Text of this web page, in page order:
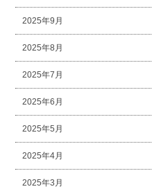
2025年9月
2025年8月
2025年7月
2025年6月
2025年5月
2025年4月
2025年3月